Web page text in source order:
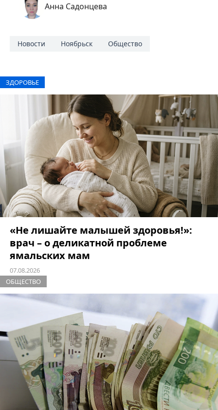
Анна Садонцева
Новости Ноябрьск Общество
ЗДОРОВЬЕ
«Не лишайте малышей здоровья!»:
врач – о деликатной проблеме
ямальских мам
07.08.2026
ОБЩЕСТВО